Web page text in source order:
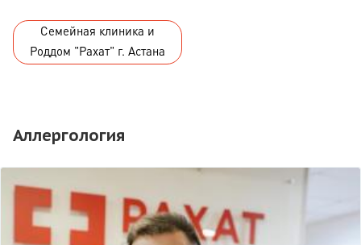
Семейная клиника и
Роддом "Рахат" г. Астана
Аллергология